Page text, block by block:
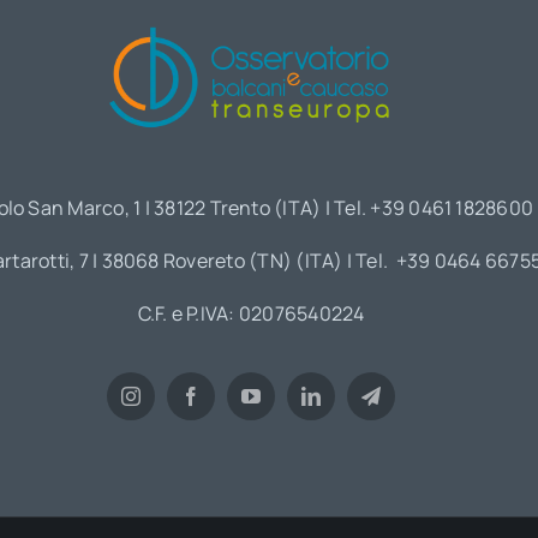
San Marco, 1 | 38122 Trento (ITA) | Tel. +39 0461 1828600
7 | 38068 Rovereto (TN) (ITA) | Tel. +39 0464
C.F. e P.IVA: 02076540224